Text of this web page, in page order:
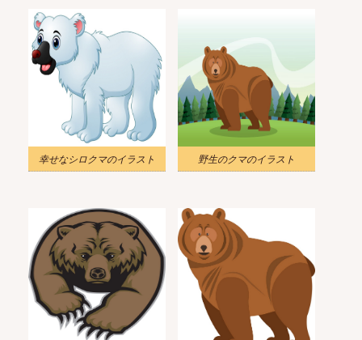
幸せなシロクマのイラスト 野生のクマのイラスト